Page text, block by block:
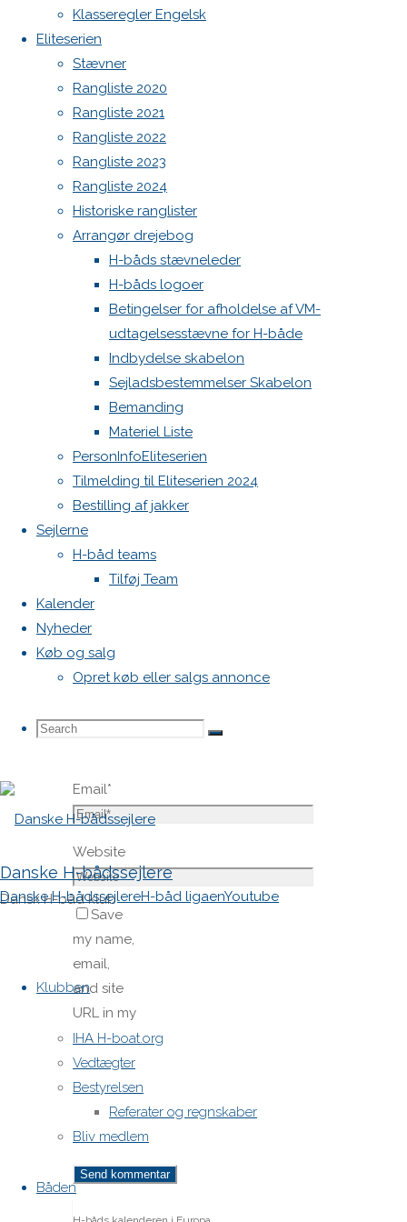
Klasseregler Engelsk
Eliteserien
Stævner
Rangliste 2020
Rangliste 2021
Rangliste 2022
Rangliste 2023
Rangliste 2024
Historiske ranglister
Arrangør drejebog
H-båds stævneleder
H-båds logoer
Betingelser for afholdelse af VM-
udtagelsesstævne for H-både
Indbydelse skabelon
Sejladsbestemmelser Skabelon
Bemanding
Materiel Liste
PersonInfoEliteserien
Tilmelding til Eliteserien 2024
Bestilling af jakker
Sejlerne
H-båd teams
Tilføj Team
Kalender
Nyheder
Køb og salg
Opret køb eller salgs annonce
Search
Search
Search
Danske H-bådssejlere
Dansk H-båd klub
Danske H-bådssejlereH-båd ligaenYoutube
Klubben
IHA H-boat.org
Vedtægter
Bestyrelsen
Referater og regnskaber
Bliv medlem
Båden
image
Next
image
Skriv
et
svar
Din e-
mailadresse
vil ikke
blive
publiceret.
Krævede
felter er
markeret
med
Comment
Name*
Email*
Website
Save
my name,
email,
and site
URL in my
browser
for next
time I
post a
comment.
WordPress.org